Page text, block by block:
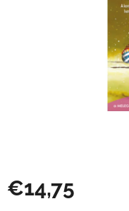
€14,75